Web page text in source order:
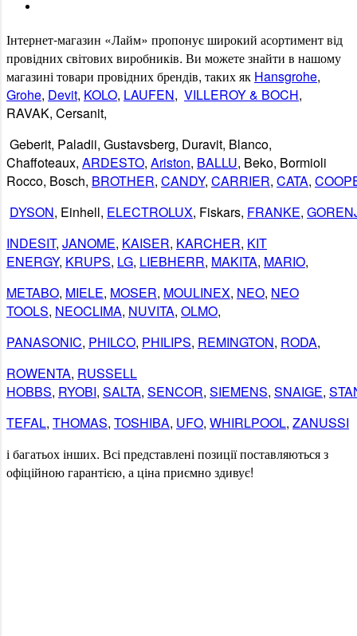
Інтернет-магазин «Лайм» пропонуєширокий асортиментвід
провіднихсвітовихвиробників. Ви можетезнайти в нашому
магазинітовари провіднихбрендів, такихяк Hansgrohe,
Grohe, Devit, KOLO, LAUFEN, VILLEROY & BOCH,
RAVAK, Cersanit,
Geberit, Paladii, Gustavsberg, Duravit, Blanco,
Chaffoteaux, ARDESTO, Ariston, BALLU, Beko, Bormioli
Rocco, Bosch, BROTHER, CANDY, CARRIER, CATA,
DYSON, Einhell, ELECTROLUX, Fiskars, FRANKE,
INDESIT, JANOME, KAISER, KARCHER, KIT
ENERGY, KRUPS, LG, LIEBHERR, MAKITA, MARIO,
METABO, MIELE, MOSER, MOULINEX, NEO, NEO
TOOLS, NEOCLIMA, NUVITA, OLMO,
PANASONIC, PHILCO, PHILIPS, REMINGTON, RODA,
ROWENTA, RUSSELL
HOBBS, RYOBI, SALTA, SENCOR, SIEMENS, SNAIGE,
TEFAL, THOMAS, TOSHIBA, UFO, WHIRLPOOL, ZANUSSI
ібагатьохінших. Всіпредставленіпозиціїпоставляютьсяз
офіційною гарантією, ацінаприємноздивує!